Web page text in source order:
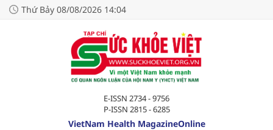
Thứ Bảy 08/08/2026 14:04
E-ISSN 2734 - 9756
P-ISSN 2815 - 6285
VietNam Health MagazineOnline